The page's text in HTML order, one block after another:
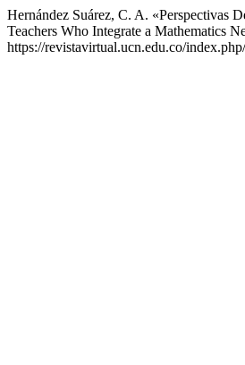
Hernández Suárez, C. A. «Perspectivas
Teachers Who Integrate a Mathematics
https://revistavirtual.ucn.edu.co/